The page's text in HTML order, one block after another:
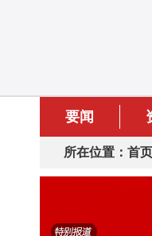
要闻
所在位置： 首页